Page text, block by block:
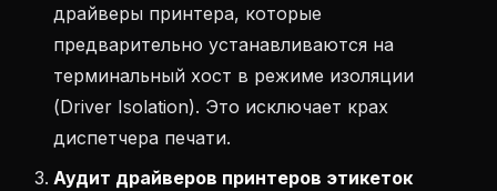
драйверы принтера, которые
предварительно устанавливаются на
терминальный хост в режиме изоляции
(Driver Isolation). Это исключает крах
диспетчера печати.
Аудит драйверов принтеров этикеток